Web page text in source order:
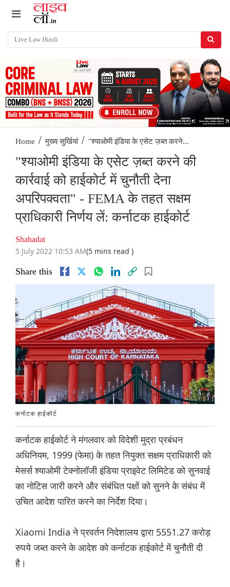
Home / मुख्य सुर्खियां / "श्याओमी इंडिया के एसेट ज़ब्त करने...
"श्याओमी इंडिया के एसेट ज़ब्त करने की
कार्रवाई को हाईकोर्ट में चुनौती देना
अपरिपक्वता" - FEMA के तहत सक्षम
प्राधिकारी निर्णय लें: कर्नाटक हाईकोर्ट
Shahadat
5 July 2022 10:53 AM(5 mins read )
Share this
कर्नाटक हाईकोर्ट
कर्नाटक हाईकोर्ट ने मंगलवार को विदेशी मुद्रा प्रबंधन
अधिनियम, 1999 (फेमा) के तहत नियुक्त सक्षम प्राधिकारी को
मेसर्स श्याओमी टेक्नोलॉजी इंडिया प्राइवेट लिमिटेड को सुनवाई
का नोटिस जारी करने और संबंधित पक्षों को सुनने के संबंध में
उचित आदेश पारित करने का निर्देश दिया।
Xiaomi India ने प्रवर्तन निदेशालय द्वारा 5551.27 करोड़
रुपये जब्त करने के आदेश को कर्नाटक हाईकोर्ट में चुनौती दी
है।